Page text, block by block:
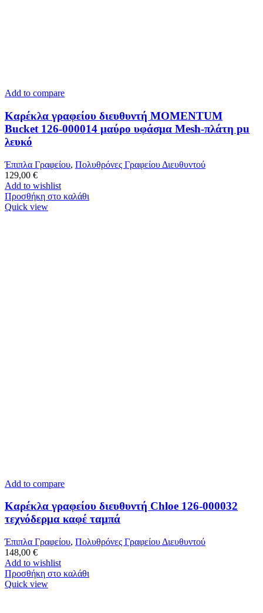
Add to compare
Καρέκλα γραφείου διευθυντή MOMENTUM
Bucket 126-000014 μαύρο υφάσμα Mesh-πλάτη pu
λευκό
Έπιπλα Γραφείου, Πολυθρόνες Γραφείου Διευθυντού
129,00 €
Add to wishlist
Προσθήκη στο καλάθι
Quick view
Add to compare
Καρέκλα γραφείου διευθυντή Chloe 126-000032
τεχνόδερμα καφέ ταμπά
Έπιπλα Γραφείου, Πολυθρόνες Γραφείου Διευθυντού
148,00 €
Add to wishlist
Προσθήκη στο καλάθι
Quick view